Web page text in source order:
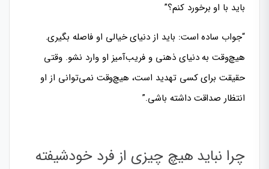
باید با او برخورد کنم؟”
“جواب ساده است: باید از دنیای خیالی او فاصله بگیری.
هیچ‌وقت به دنیای ذهنی و فریب‌آمیز او وارد نشو. وقتی
حقیقت برای کسی تهدید است، هیچ‌وقت نمی‌توانی از او
انتظار صداقت داشته باشی.”
چرا نباید هیچ چیزی از فرد خودشیفته